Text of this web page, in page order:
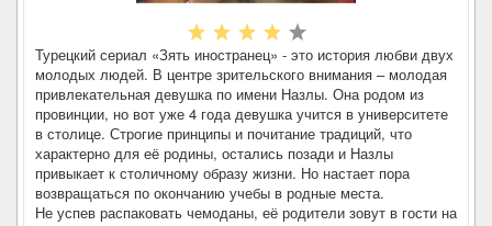
Турецкий сериал «Зять иностранец» - это история любви двух
молодых людей. В центре зрительского внимания – молодая
привлекательная девушка по имени Назлы. Она родом из
провинции, но вот уже 4 года девушка учится в университете
в столице. Строгие принципы и почитание традиций, что
характерно для её родины, остались позади и Назлы
привыкает к столичному образу жизни. Но настает пора
возвращаться по окончанию учебы в родные места.
Не успев распаковать чемоданы, её родители зовут в гости на